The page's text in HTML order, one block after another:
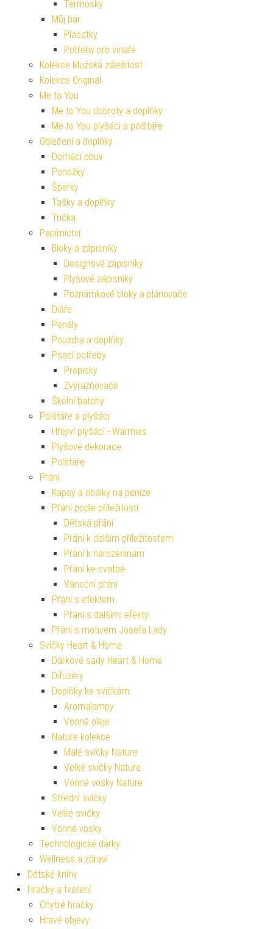
Termosky
Můj bar
Placatky
Potřeby pro vinaře
Kolekce Mužská záležitost
Kolekce Originál
Me to You
Me to You dobroty a doplňky
Me to You plyšáci a polštáře
Oblečení a doplňky
Domácí obuv
Ponožky
Šperky
Tašky a doplňky
Trička
Papírnictví
Bloky a zápisníky
Designové zápisníky
Plyšové zápisníky
Poznámkové bloky a plánovače
Diáře
Penály
Pouzdra a doplňky
Psací potřeby
Propisky
Zvýrazňovače
Školní batohy
Polštáře a plyšáci
Hřejiví plyšáci - Warmies
Plyšové dekorace
Polštáře
Přání
Kapsy a obálky na peníze
Přání podle příležitosti
Dětská přání
Přání k dalším příležitostem
Přání k narozeninám
Přání ke svatbě
Vánoční přání
Přání s efektem
Přání s dalšími efekty
Přání s motivem Josefa Lady
Svíčky Heart & Home
Dárkové sady Heart & Home
Difuzéry
Doplňky ke svíčkám
Aromalampy
Vonné oleje
Nature kolekce
Malé svíčky Nature
Velké svíčky Nature
Vonné vosky Nature
Střední svíčky
Velké svíčky
Vonné vosky
Technologické dárky
Wellness a zdraví
Dětské knihy
Hračky a tvoření
Chytré hračky
Hravé objevy